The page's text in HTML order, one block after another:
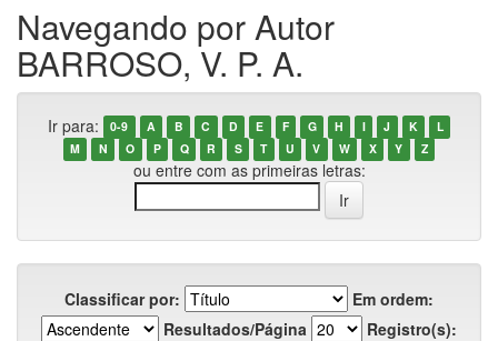
Navegando por Autor
BARROSO, V. P. A.
Ir para: 0-9 A B C D E F G H I J K
L
M
N O P Q R S T U V W X Y Z
ou entre com as primeiras letras:
Classificar por:
Em ordem:
Resultados/Página
Registro(s):